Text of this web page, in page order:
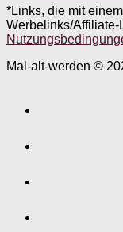
*Links, die mit
Werbelinks/Affiliate-
Mal-alt-werden ©